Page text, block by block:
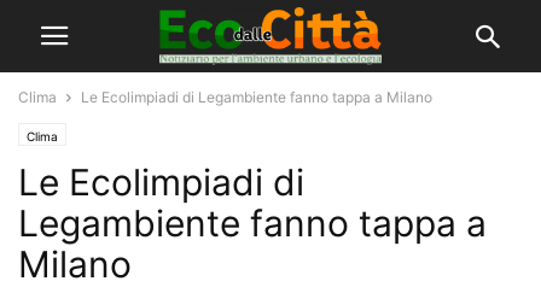
Clima Le Ecolimpiadi di Legambiente fanno tappa a Milano
Clima
Le Ecolimpiadi di
Legambiente fanno tappa a
Milano